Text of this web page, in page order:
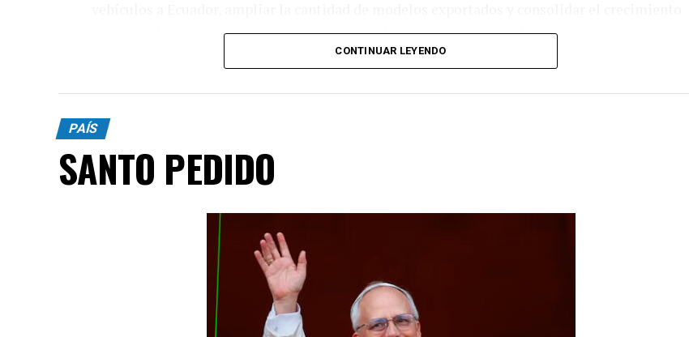
de uno de los principales complejos industriales y exportadores del país.
CONTINUAR LEYENDO
PAÍS
SANTO PEDIDO